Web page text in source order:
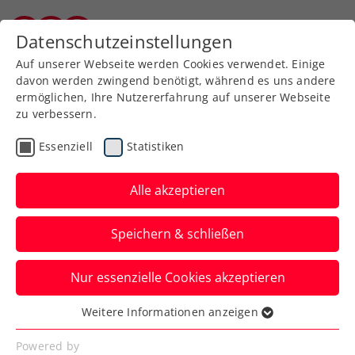
Zurück zur Newsübersicht
WTA
Vadlau eröffnet FE&MALE
Sports Conference
„Advantage Ladies“
Die Segel-Olympiasiegerin ist eine der
Top-Speakerinnen beim Frauensportevent
am 29. Jänner in Linz.
Verfasst von: Presseaussendung / Redaktion, 22.01.2025
Datenschutzeinstellungen
Auf unserer Webseite werden Cookies verwendet. Einige
davon werden zwingend benötigt, während es uns andere
ermöglichen, Ihre Nutzererfahrung auf unserer Webseite
zu verbessern.
Essenziell Statistiken
Alle akzeptieren
Speichern & schließen
Nur essenzielle Cookies akzeptieren
Essenziell
Essenzielle Cookies werden für grundlegende
Weitere Informationen anzeigen
Powered by